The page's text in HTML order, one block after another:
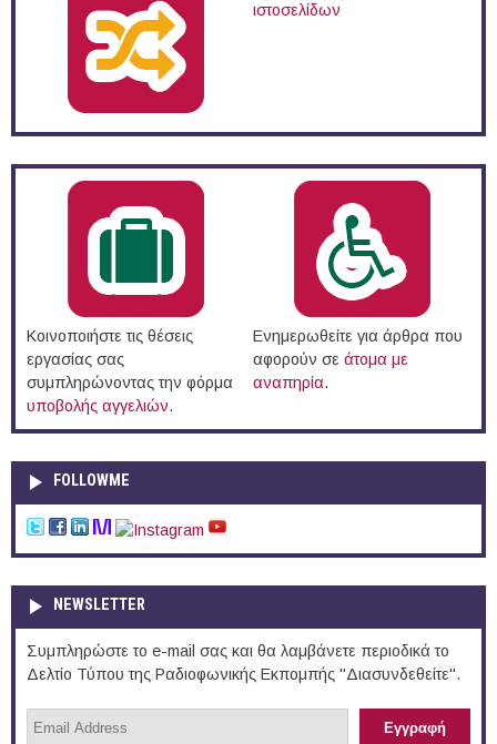
ιστοσελίδων
Κοινοποιήστε τις θέσεις
εργασίας σας
συμπληρώνοντας την φόρμα
υποβολής αγγελιών.
Ενημερωθείτε για άρθρα που
αφορούν σε άτομα με
αναπηρία.
FOLLOWME
NEWSLETTER
Συμπληρώστε το e-mail σας και θα λαμβάνετε περιοδικά το
Δελτίο Τύπου της Ραδιοφωνικής Εκπομπής "Διασυνδεθείτε".